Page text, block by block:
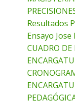
Resultados
Ensayo
CUADRO DE